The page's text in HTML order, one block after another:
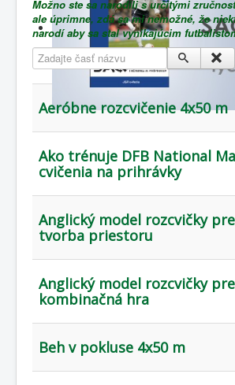
Možno ste sa narodili s určitými
ale úprimne, zdá sa mi nemožné, že
narodí aby sa stal vynikajúcim
Zadajte časť názvu
Aeróbne rozcvičenie 4x50 m
Ako trénuje DFB National
cvičenia na prihrávky
Anglický model rozcvičky
tvorba priestoru
Anglický model rozcvičky
kombinačná hra
Beh v pokluse 4x50 m